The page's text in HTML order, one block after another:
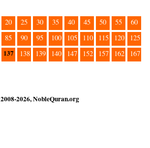
20 25 30 35 40 45 50 55
60
85 90 95 100 105 110 115 120
125
137 138 139 140 147 152 157 162
167
2008-2026, NobleQuran.org